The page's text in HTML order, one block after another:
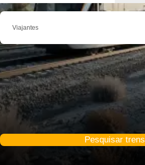
Viajantes
Pesquisar trens